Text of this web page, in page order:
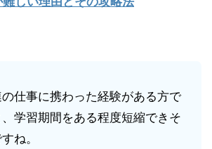
の仕事に携わった経験がある方で
学習期間をある程度短縮できそ
ね。